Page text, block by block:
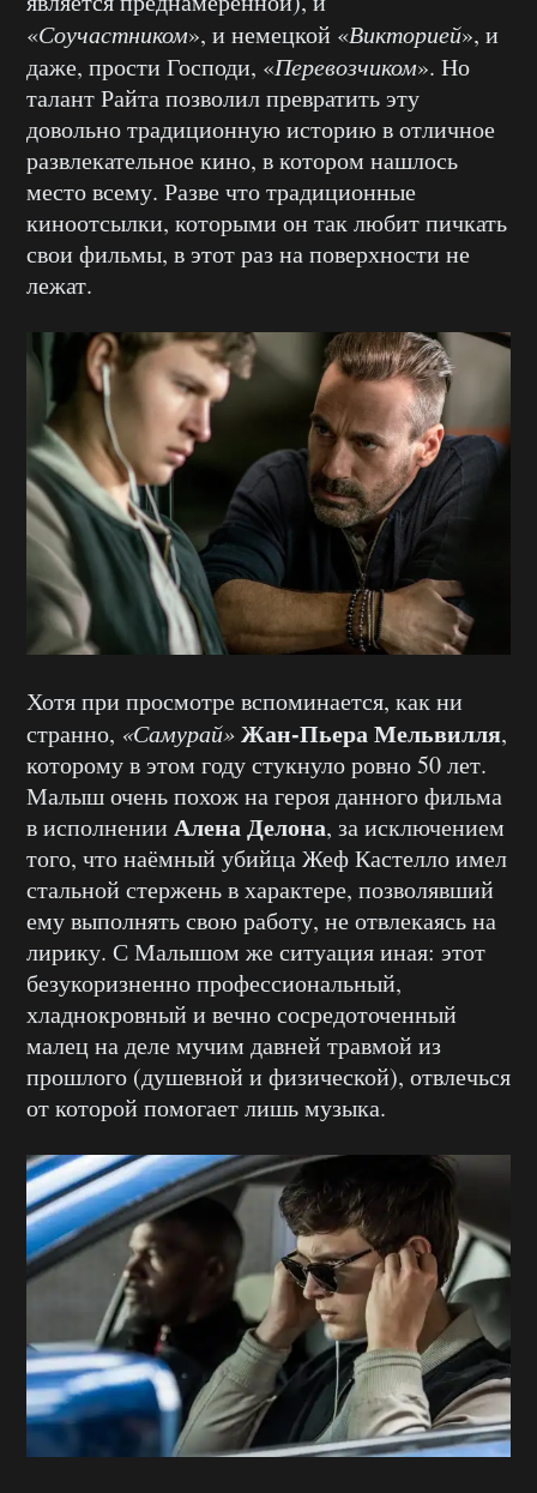
«Соучастником», и немецкой «Викторией», и
даже, прости Господи, «Перевозчиком». Но
талант Райта позволил превратить эту
довольно традиционную историю в отличное
развлекательное кино, в котором нашлось
место всему. Разве что традиционные
киноотсылки, которыми он так любит пичкать
свои фильмы, в этот раз на поверхности не
лежат.
Хотя при просмотре вспоминается, как ни
странно, «Самурай»Жан-Пьера Мельвилля,
которому в этом году стукнуло ровно 50 лет.
Малыш очень похож на героя данного фильма
в исполнении Алена Делона, за исключением
того, что наёмный убийца Жеф Кастелло имел
стальной стержень в характере, позволявший
ему выполнять свою работу, не отвлекаясь на
лирику. С Малышом же ситуация иная: этот
безукоризненно профессиональный,
хладнокровный и вечно сосредоточенный
малец на деле мучим давней травмой из
прошлого (душевной и физической), отвлечься
от которой помогает лишь музыка.